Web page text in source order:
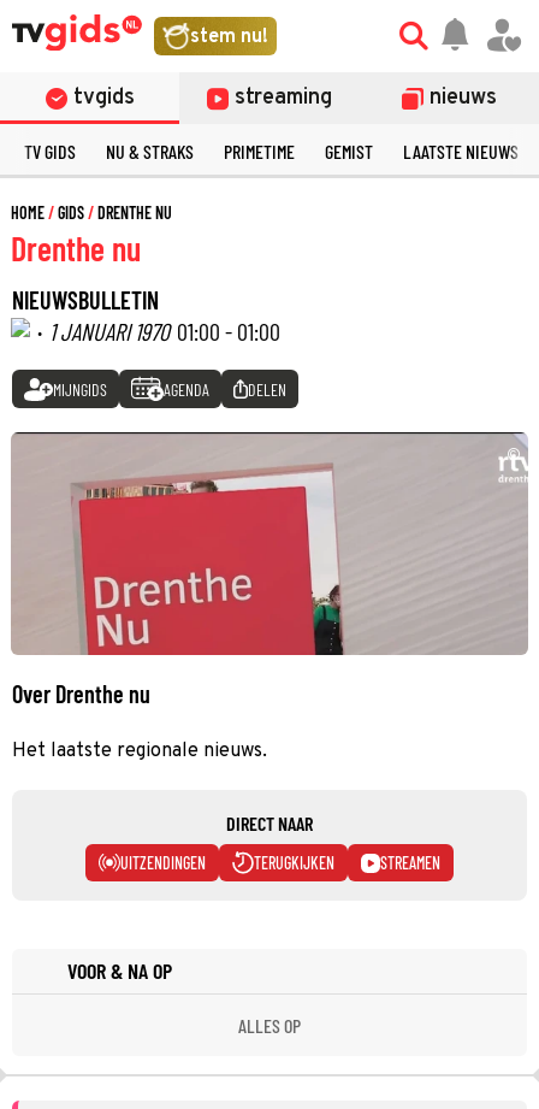
stem nu!
tvgids streaming nieuws
TV GIDS NU & STRAKS PRIMETIME GEMIST LAATSTE NIEUWS
HOME GIDS DRENTHE NU
Drenthe nu
NIEUWSBULLETIN
· 1 JANUARI 1970 01:00 - 01:00
MIJNGIDS AGENDA DELEN
©
Over Drenthe nu
Het laatste regionale nieuws.
DIRECT NAAR
UITZENDINGEN TERUGKIJKEN STREAMEN
VOOR & NA OP
ALLES OP